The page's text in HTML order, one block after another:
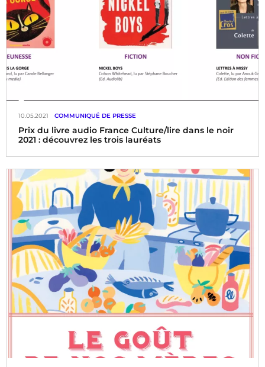
Prix du livre audio France Culture/lire dans le noir
2021 : découvrez les trois lauréats
10.05.2021 COMMUNIQUÉ DE PRESSE